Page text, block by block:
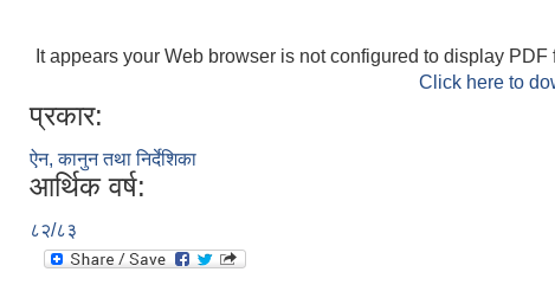
It appears your Web browser is not configured to display PDF
Click here to
प्रकार:
ऐन, कानुन तथा निर्देशिका
आर्थिक वर्ष:
८२/८३